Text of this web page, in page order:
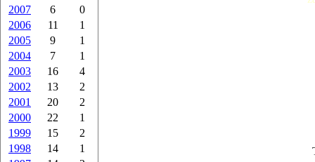
2007
6
0
2006
11
1
2005
9
1
2004
7
1
2003
16
4
2002
13
2
2001
20
2
2000
22
1
1999
15
2
1998
14
1